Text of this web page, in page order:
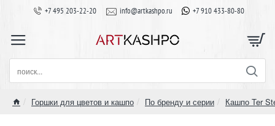
+7 495 203-22-20 info@artkashpo.ru +7 910 433-80-80
поиск...
Горшки для цветов и кашпо По бренду и серии Кашпо Ter